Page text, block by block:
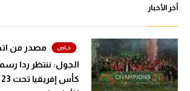
أخر الأخبار
مصدر من
الجول: ننتظر ردا